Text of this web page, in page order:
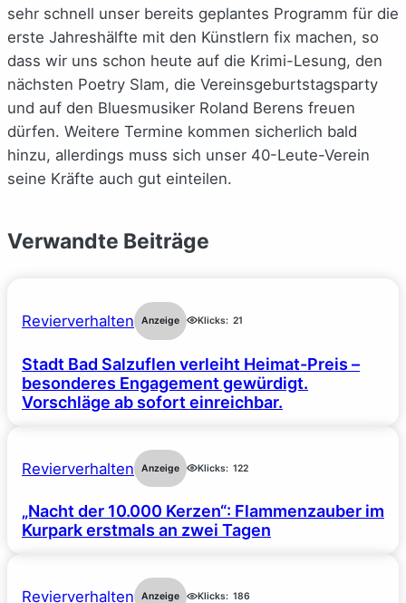
sehr schnell unser bereits geplantes Programm für die
erste Jahreshälfte mit den Künstlern fix machen, so
dass wir uns schon heute auf die Krimi-Lesung, den
nächsten Poetry Slam, die Vereinsgeburtstagsparty
und auf den Bluesmusiker Roland Berens freuen
dürfen. Weitere Termine kommen sicherlich bald
hinzu, allerdings muss sich unser 40-Leute-Verein
seine Kräfte auch gut einteilen.
Verwandte Beiträge
Revierverhalten Anzeige Klicks: 21
Stadt Bad Salzuflen verleiht Heimat-Preis –
besonderes Engagement gewürdigt.
Vorschläge ab sofort einreichbar.
Revierverhalten Anzeige Klicks: 122
„Nacht der 10.000 Kerzen“: Flammenzauber im
Kurpark erstmals an zwei Tagen
Revierverhalten Anzeige Klicks: 186